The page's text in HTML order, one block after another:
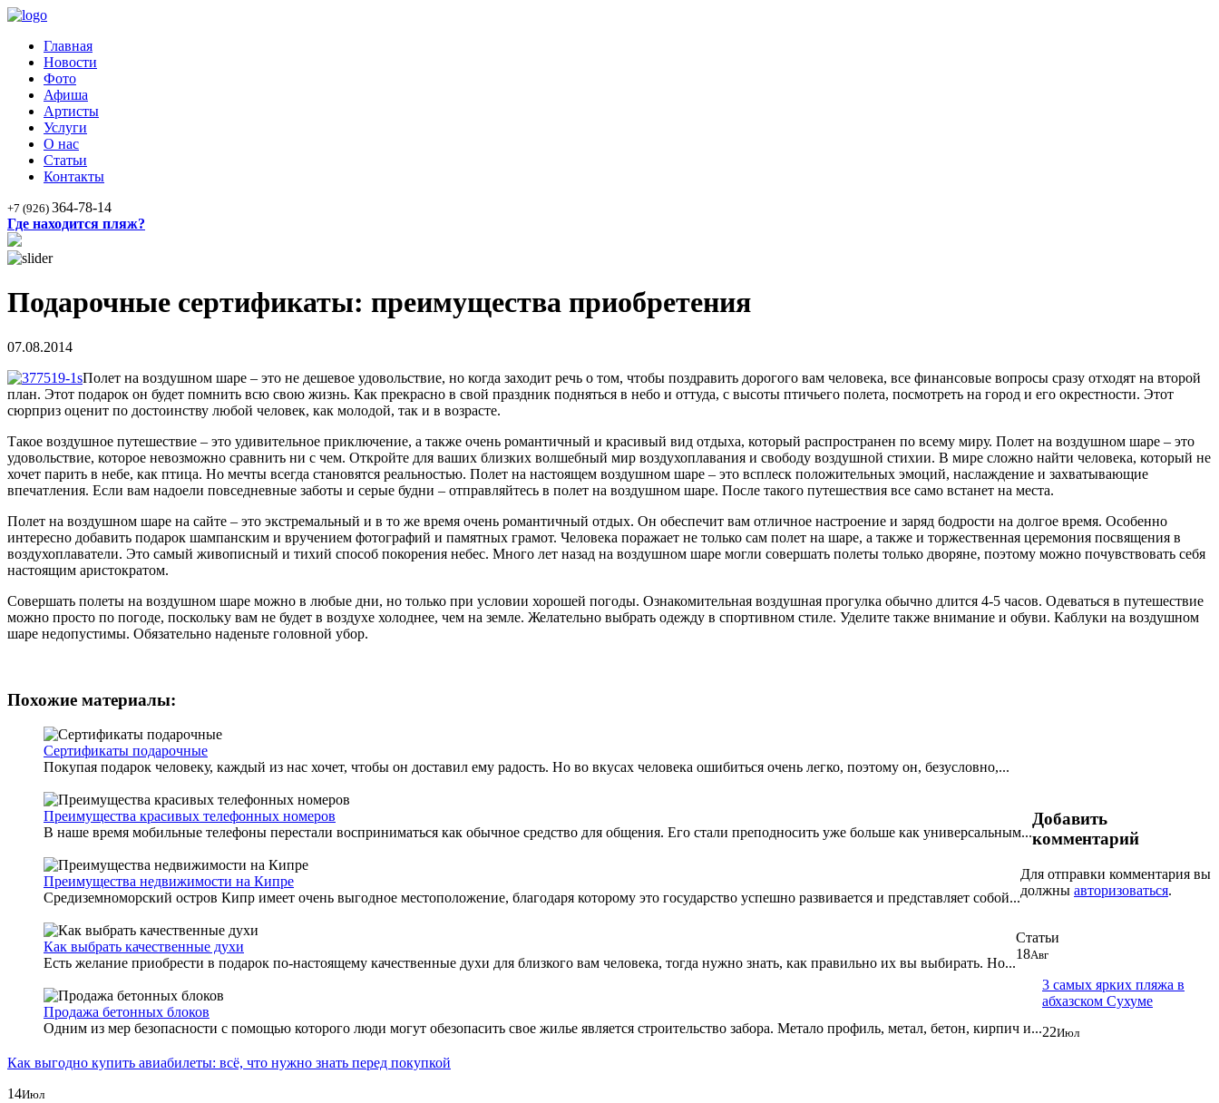
Главная
Новости
Фото
Афиша
Артисты
Услуги
О нас
Статьи
Контакты
+7 (926) 364-78-14
Где находится пляж?
Подарочные сертификаты: преимущества приобретения
07.08.2014
Полет на воздушном шаре – это не дешевое удовольствие, но когда заходит речь о том, чтобы поздравить дорогого вам человека, все финансовые вопросы сразу отходят на второй
план. Этот подарок он будет помнить всю свою жизнь. Как прекрасно в свой праздник подняться в небо и оттуда, с высоты птичьего полета, посмотреть на город и его окрестности. Этот
сюрприз оценит по достоинству любой человек, как молодой, так и в возрасте.
Такое воздушное путешествие – это удивительное приключение, а также очень романтичный и красивый вид отдыха, который распространен по всему миру. Полет на воздушном шаре – это
удовольствие, которое невозможно сравнить ни с чем. Откройте для ваших близких волшебный мир воздухоплавания и свободу воздушной стихии. В мире сложно найти человека, который не
хочет парить в небе, как птица. Но мечты всегда становятся реальностью. Полет на настоящем воздушном шаре – это всплеск положительных эмоций, наслаждение и захватывающие
впечатления. Если вам надоели повседневные заботы и серые будни – отправляйтесь в полет на воздушном шаре. После такого путешествия все само встанет на места.
Полет на воздушном шаре на сайте – это экстремальный и в то же время очень романтичный отдых. Он обеспечит вам отличное настроение и заряд бодрости на долгое время. Особенно
интересно добавить подарок шампанским и вручением фотографий и памятных грамот. Человека поражает не только сам полет на шаре, а также и торжественная церемония посвящения в
воздухоплаватели. Это самый живописный и тихий способ покорения небес. Много лет назад на воздушном шаре могли совершать полеты только дворяне, поэтому можно почувствовать себя
настоящим аристократом.
Совершать полеты на воздушном шаре можно в любые дни, но только при условии хорошей погоды. Ознакомительная воздушная прогулка обычно длится 4-5 часов. Одеваться в путешествие
можно просто по погоде, поскольку вам не будет в воздухе холоднее, чем на земле. Желательно выбрать одежду в спортивном стиле. Уделите также внимание и обуви. Каблуки на воздушном
шаре недопустимы. Обязательно наденьте головной убор.
Похожие материалы:
Сертификаты подарочные
Покупая подарок человеку, каждый из нас хочет, чтобы он доставил ему радость. Но во вкусах человека ошибиться очень легко, поэтому он, безусловно,...
Преимущества красивых телефонных номеров
В наше время мобильные телефоны перестали восприниматься как обычное средство для общения. Его стали преподносить уже больше как универсальным...
Преимущества недвижимости на Кипре
Средиземноморский остров Кипр имеет очень выгодное местоположение, благодаря которому это государство успешно развивается и представляет собой...
Как выбрать качественные духи
Есть желание приобрести в подарок по-настоящему качественные духи для близкого вам человека, тогда нужно знать, как правильно их вы выбирать. Но...
Продажа бетонных блоков
Одним из мер безопасности с помощью которого люди могут обезопасить свое жилье является строительство забора. Метало профиль, метал, бетон, кирпич и...
Добавить
комментарий
Для отправки комментария вы
должны авторизоваться.
Статьи
18Авг
3 самых ярких пляжа в
абхазском Сухуме
22Июл
Как выгодно купить авиабилеты: всё, что нужно знать перед покупкой
14Июл